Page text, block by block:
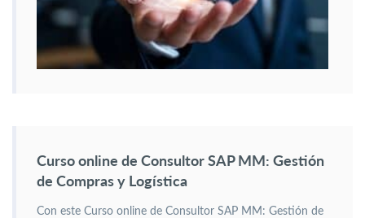
Curso online de Consultor SAP MM: Gestión
de Compras y Logística
Con este Curso online de Consultor SAP MM: Gestión de